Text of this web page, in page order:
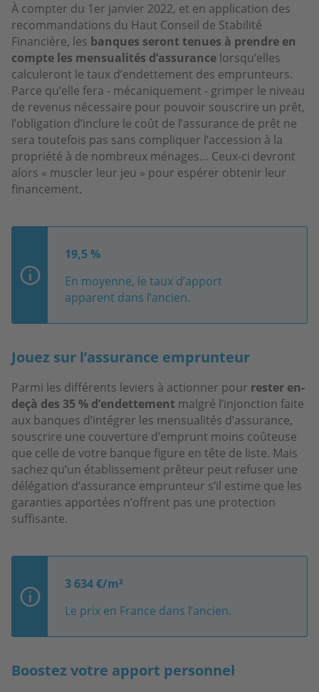
À compter du 1er janvier 2022, et en application des
recommandations du Haut Conseil de Stabilité
Financière, les banques seront tenues à prendre en
compte les mensualités d’assurance lorsqu’elles
calculeront le taux d’endettement des emprunteurs.
Parce qu’elle fera - mécaniquement - grimper le niveau
de revenus nécessaire pour pouvoir souscrire un prêt,
l’obligation d’inclure le coût de l’assurance de prêt ne
sera toutefois pas sans compliquer l’accession à la
propriété à de nombreux ménages… Ceux-ci devront
alors « muscler leur jeu » pour espérer obtenir leur
financement.
19,5 %
En moyenne, le taux d’apport
apparent dans l’ancien.
Jouez sur l’assurance emprunteur
Parmi les différents leviers à actionner pour rester en-
deçà des 35 % d’endettement malgré l’injonction faite
aux banques d’intégrer les mensualités d’assurance,
souscrire une couverture d’emprunt moins coûteuse
que celle de votre banque figure en tête de liste. Mais
sachez qu’un établissement prêteur peut refuser une
délégation d’assurance emprunteur s’il estime que les
garanties apportées n’offrent pas une protection
suffisante.
3 634 €/m²
Le prix en France dans l’ancien.
Boostez votre apport personnel